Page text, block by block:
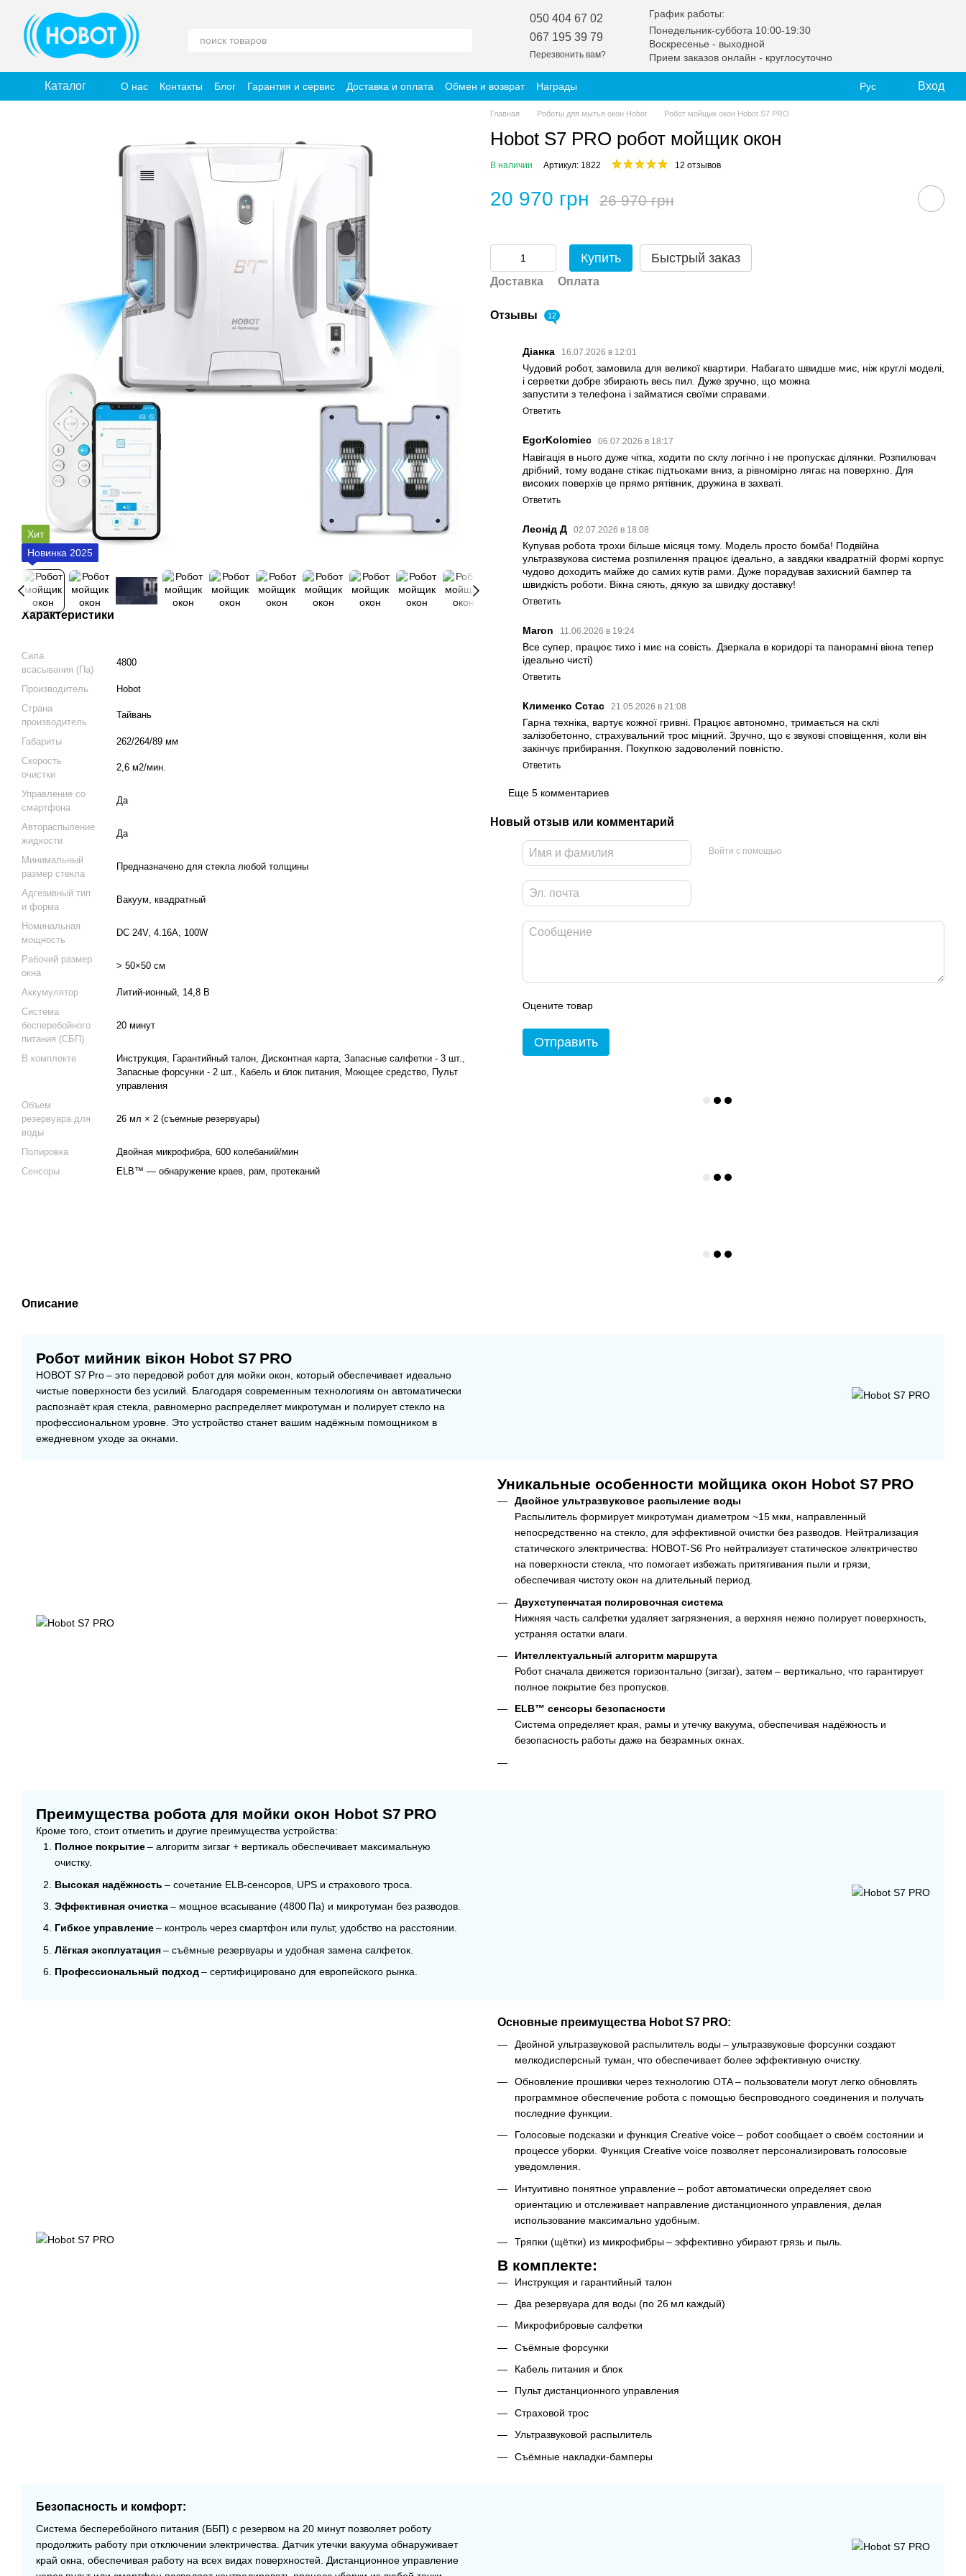
Перейти к основному контенту
050 404 67 02
067 195 39 79
Перезвонить вам?
График работы:
Понедельник-суббота 10:00-19:30
Воскресенье - выходной
Прием заказов онлайн - круглосуточно
Каталог О нас Контакты Блог Гарантия и сервис Доставка и оплата Обмен и возврат Награды Рус Вход
Хит
Новинка 2025
Характеристики
Сила
всасывания (Па)
4800
Производитель
Hobot
Страна
производитель
Тайвань
Габариты
262/264/89 мм
Скорость
очистки
2,6 м2/мин.
Управление со
смартфона
Да
Автораспыление
жидкости
Да
Минимальный
размер стекла
Предназначено для стекла любой толщины
Адгезивный тип
и форма
Вакуум, квадратный
Номинальная
мощность
DC 24V, 4.16A, 100W
Рабочий размер
окна
> 50×50 см
Аккумулятор
Литий-ионный, 14,8 В
Система
бесперебойного
питания (СБП)
20 минут
В комплекте
Инструкция, Гарантийный талон, Дисконтная карта, Запасные салфетки - 3 шт.,
Запасные форсунки - 2 шт., Кабель и блок питания, Моющее средство, Пульт
управления
Объем
резервуара для
воды
26 мл × 2 (съемные резервуары)
Полировка
Двойная микрофибра, 600 колебаний/мин
Сенсоры
ELB™ — обнаружение краев, рам, протеканий
Главная Роботы для мытья окон Hobot Робот мойщик окон Hobot S7 PRO
Hobot S7 PRO робот мойщик окон
В наличии Артикул: 1822 12 отзывов
20 970 грн 26 970 грн
Купить Быстрый заказ
Доставка Оплата
Отзывы 12
Діанка 16.07.2026 в 12:01
Чудовий робот, замовила для великої квартири. Набагато швидше миє, ніж круглі моделі,
і серветки добре збирають весь пил. Дуже зручно, що можна
запустити з телефона і займатися своїми справами.
Ответить
EgorKolomiec 06.07.2026 в 18:17
Навігація в нього дуже чітка, ходити по склу логічно і не пропускає ділянки. Розпилювач
дрібний, тому водане стікає підтьоками вниз, а рівномірно лягає на поверхню. Для
високих поверхів це прямо рятівник, дружина в захваті.
Ответить
Леонід Д 02.07.2026 в 18:08
Купував робота трохи більше місяця тому. Модель просто бомба! Подвійна
ультразвукова система розпилення працює ідеально, а завдяки квадратній формі корпус
чудово доходить майже до самих кутів рами. Дуже порадував захисний бампер та
швидкість роботи. Вікна сяють, дякую за швидку доставку!
Ответить
Maron 11.06.2026 в 19:24
Все супер, працює тихо і миє на совість. Дзеркала в коридорі та панорамні вікна тепер
ідеально чисті)
Ответить
Клименко Сстас 21.05.2026 в 21:08
Гарна техніка, вартує кожної гривні. Працює автономно, тримається на склі
залізобетонно, страхувальний трос міцний. Зручно, що є звукові сповіщення, коли він
закінчує прибирання. Покупкою задоволений повністю.
Ответить
Еще 5 комментариев
Новый отзыв или комментарий
Войти с помощью
Оцените товар
Отправить
Описание
Робот мийник вікон Hobot S7 PRO
HOBOT S7 Pro – это передовой робот для мойки окон, который обеспечивает идеально
чистые поверхности без усилий. Благодаря современным технологиям он автоматически
распознаёт края стекла, равномерно распределяет микротуман и полирует стекло на
профессиональном уровне. Это устройство станет вашим надёжным помощником в
ежедневном уходе за окнами.
Уникальные особенности мойщика окон Hobot S7 PRO
Двойное ультразвуковое распыление воды
Распылитель формирует микротуман диаметром ~15 мкм, направленный
непосредственно на стекло, для эффективной очистки без разводов. Нейтрализация
статического электричества: HOBOT-S6 Pro нейтрализует статическое электричество
на поверхности стекла, что помогает избежать притягивания пыли и грязи,
обеспечивая чистоту окон на длительный период.
Двухступенчатая полировочная система
Нижняя часть салфетки удаляет загрязнения, а верхняя нежно полирует поверхность,
устраняя остатки влаги.
Интеллектуальный алгоритм маршрута
Робот сначала движется горизонтально (зигзаг), затем – вертикально, что гарантирует
полное покрытие без пропусков.
ELB™ сенсоры безопасности
Система определяет края, рамы и утечку вакуума, обеспечивая надёжность и
безопасность работы даже на безрамных окнах.
Преимущества робота для мойки окон Hobot S7 PRO
Кроме того, стоит отметить и другие преимущества устройства:
Полное покрытие– алгоритм зигзаг + вертикаль обеспечивает максимальную
очистку.
Высокая надёжность – сочетание ELB-сенсоров, UPS и страхового троса.
Эффективная очистка– мощное всасывание (4800 Па) и микротуман без разводов.
Гибкое управление– контроль через смартфон или пульт, удобство на расстоянии.
Лёгкая эксплуатация– съёмные резервуары и удобная замена салфеток.
Профессиональный подход– сертифицировано для европейского рынка.
Основные преимущества Hobot S7 PRO:
Двойной ультразвуковой распылитель воды – ультразвуковые форсунки создают
мелкодисперсный туман, что обеспечивает более эффективную очистку.
Обновление прошивки через технологию OTA – пользователи могут легко обновлять
программное обеспечение робота с помощью беспроводного соединения и получать
последние функции.
Голосовые подсказки и функция Creative voice – робот сообщает о своём состоянии и
процессе уборки. Функция Creative voice позволяет персонализировать голосовые
уведомления.
Интуитивно понятное управление – робот автоматически определяет свою
ориентацию и отслеживает направление дистанционного управления, делая
использование максимально удобным.
Тряпки (щётки) из микрофибры – эффективно убирают грязь и пыль.
В комплекте:
Инструкция и гарантийный талон
Два резервуара для воды (по 26 мл каждый)
Микрофибровые салфетки
Съёмные форсунки
Кабель питания и блок
Пульт дистанционного управления
Страховой трос
Ультразвуковой распылитель
Съёмные накладки-бамперы
Безопасность и комфорт:
Система бесперебойного питания (ББП) с резервом на 20 минут позволяет роботу
продолжить работу при отключении электричества. Датчик утечки вакуума обнаруживает
край окна, обеспечивая работу на всех видах поверхностей. Дистанционное управление